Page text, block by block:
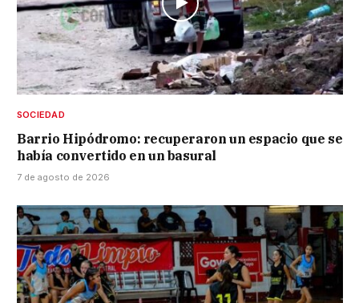
SOCIEDAD
Barrio Hipódromo: recuperaron un espacio que se
había convertido en un basural
7 de agosto de 2026